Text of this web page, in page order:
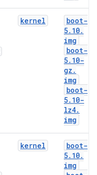
kernel
boot-
5. 10.
img
boot-
5. 10-
gz .
img
boot-
5. 10-
lz4.
img
kernel
boot-
5. 10.
img